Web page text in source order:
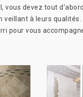
vous devez tout
veillant à leurs
pour vous